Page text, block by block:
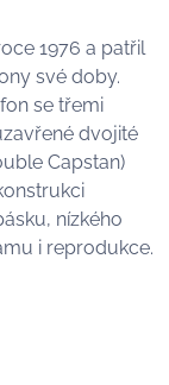
1976 a patřil
své doby.
se třemi
dvojité
Capstan)
nízkého
i reprodukce.